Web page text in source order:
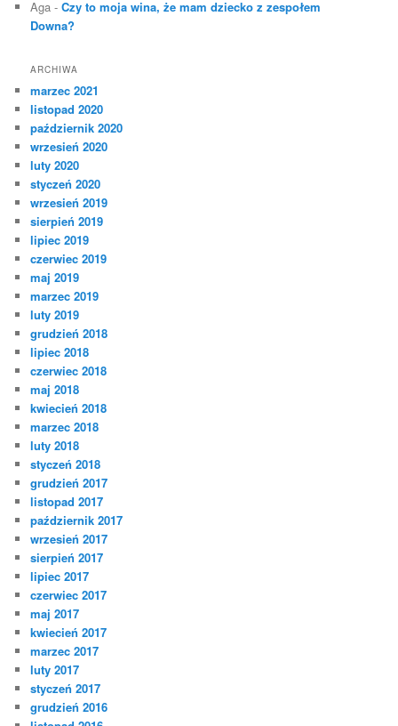
Aga -Czy to moja wina, że mam dziecko z zespołem
Downa?
ARCHIWA
marzec 2021
listopad 2020
październik 2020
wrzesień 2020
luty 2020
styczeń 2020
wrzesień 2019
sierpień 2019
lipiec 2019
czerwiec 2019
maj 2019
marzec 2019
luty 2019
grudzień 2018
lipiec 2018
czerwiec 2018
maj 2018
kwiecień 2018
marzec 2018
luty 2018
styczeń 2018
grudzień 2017
listopad 2017
październik 2017
wrzesień 2017
sierpień 2017
lipiec 2017
czerwiec 2017
maj 2017
kwiecień 2017
marzec 2017
luty 2017
styczeń 2017
grudzień 2016